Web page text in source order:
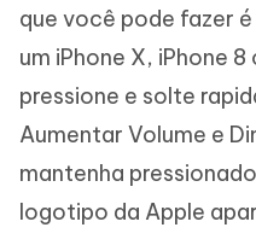
que você pode fazer
um iPhone X, iPhone 8
pressione e solte
Aumentar Volume e
mantenha
logotipo da Apple